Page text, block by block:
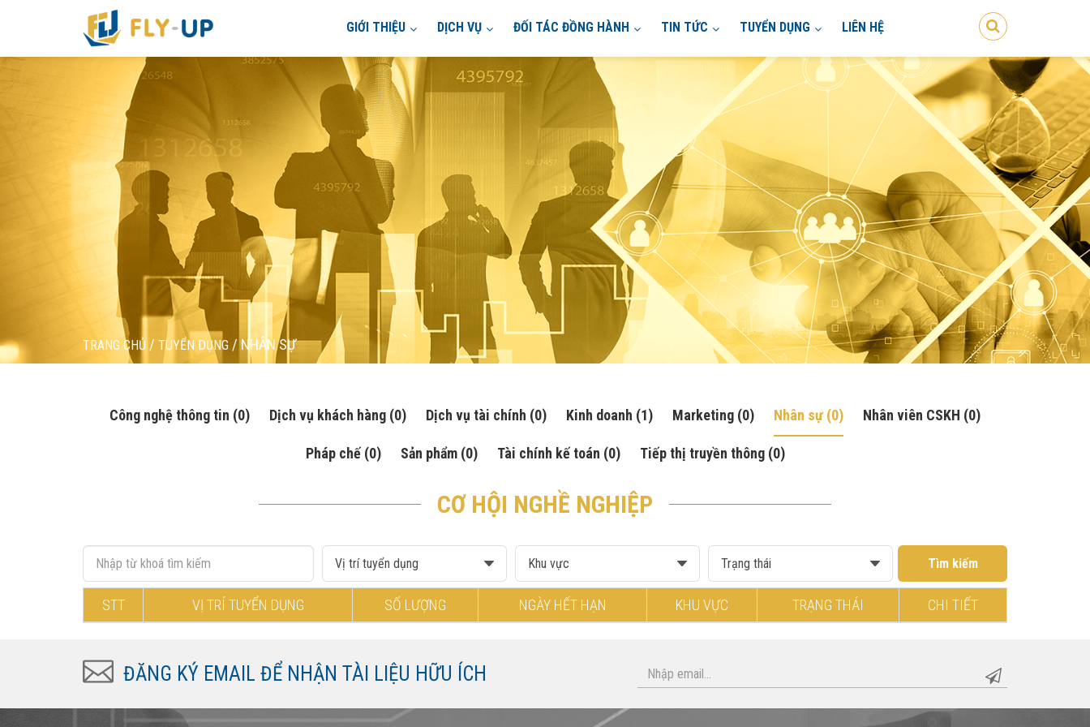
GIỚI THIỆU DỊCH VỤ ĐỐI TÁC ĐỒNG HÀNH TIN TỨC TUYỂN DỤNG LIÊN HỆ
TRANG CHỦ / TUYỂN DỤNG / NHÂN SỰ
Công nghệ thông tin (0) Dịch vụ khách hàng (0) Dịch vụ tài chính (0) Kinh doanh (1) Marketing (0) Nhân sự(0) Nhân viên CSKH (0)
Pháp chế (0) Sản phẩm (0) Tài chính kế toán (0) Tiếp thị truyền thông (0)
CƠ HỘI NGHỀ NGHIỆP
Tìm kiếm
STT VỊ TRÍ TUYỂN DỤNG SỐ LƯỢNG NGÀY HẾT HẠN KHU VỰC TRẠNG THÁI CHI TIẾT
ĐĂNG KÝ EMAIL ĐỂ NHẬN TÀI LIỆU HỮU ÍCH